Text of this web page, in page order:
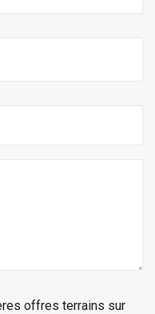
offres terrains sur